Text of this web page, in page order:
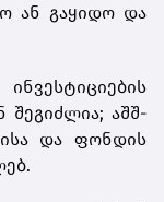
ან გაყიდო და
შეგიძლია; აშშ-
და ფონდის